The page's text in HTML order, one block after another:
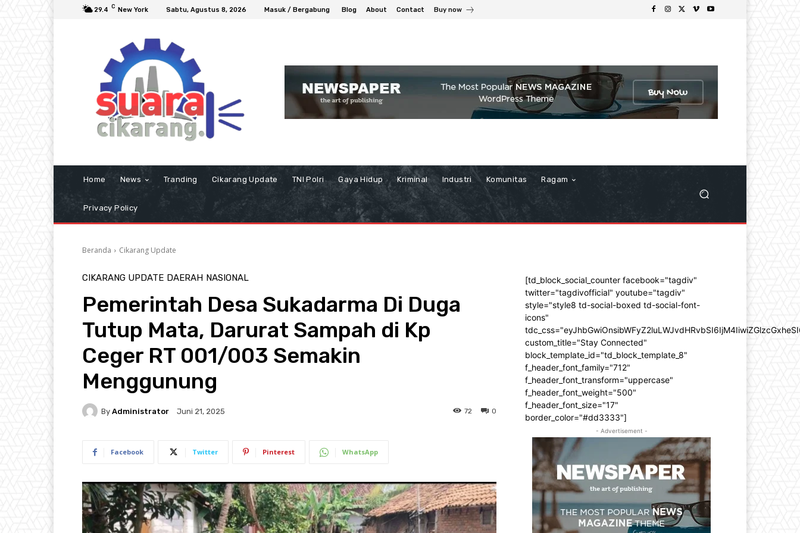
29.4 C New York Sabtu, Agustus 8, 2026 Masuk / Bergabung Blog About Contact Buy now
Home News Tranding Cikarang Update TNI Polri Gaya Hidup Kriminal Industri Komunitas Ragam
Privacy Policy
Beranda Cikarang Update
CIKARANG UPDATE DAERAH NASIONAL
Pemerintah Desa Sukadarma Di Duga
Tutup Mata, Darurat Sampah di Kp
Ceger RT 001/003 Semakin
Menggunung
By Administrator Juni 21, 2025 0
72
Facebook Twitter Pinterest WhatsApp
[td_block_social_counter facebook="tagdiv"
twitter="tagdivofficial" youtube="tagdiv"
style="style8 td-social-boxed td-social-font-
icons"
custom_title="Stay Connected"
block_template_id="td_block_template_8"
f_header_font_family="712"
f_header_font_transform="uppercase"
f_header_font_weight="500"
f_header_font_size="17"
border_color="#dd3333"]
- Advertisement -